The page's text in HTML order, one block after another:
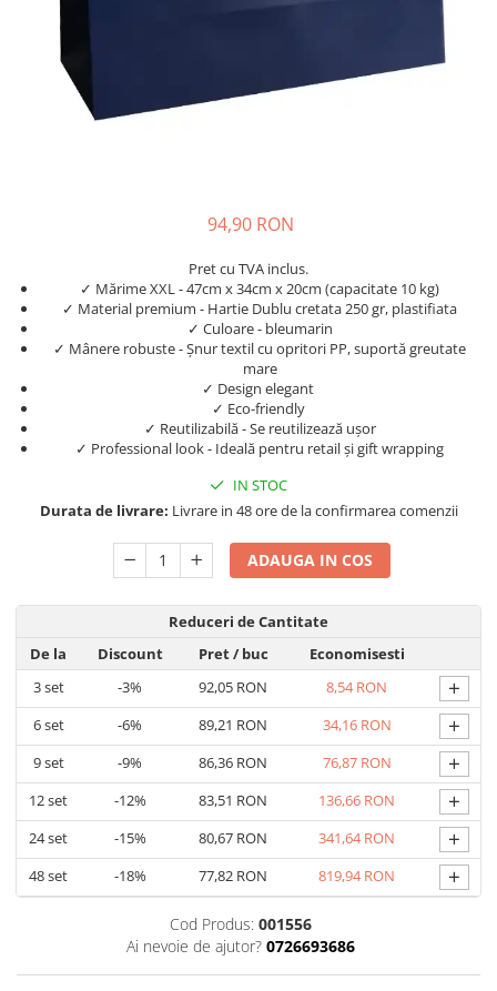
94,90 RON
Pret cu TVA inclus.
✓ Mărime XXL - 47cm x 34cm x 20cm (capacitate 10 kg)
✓ Material premium - Hartie Dublu cretata 250 gr, plastifiata
✓ Culoare - bleumarin
✓ Mânere robuste - Șnur textil cu opritori PP, suportă greutate
mare
✓ Design elegant
✓ Eco-friendly
✓ Reutilizabilă - Se reutilizează ușor
✓ Professional look - Ideală pentru retail și gift wrapping
IN STOC
Durata de livrare: Livrare in 48 ore de la confirmarea comenzii
ADAUGA IN COS
Reduceri de Cantitate
De la
Discount Pret/ buc
Economisesti
3set -3% 92,05 RON 8,54 RON +
6set -6% 89,21 RON 34,16 RON +
9set -9% 86,36 RON 76,87 RON +
12set -12% 83,51 RON 136,66 RON +
24set -15% 80,67 RON 341,64 RON +
48set -18% 77,82 RON 819,94 RON +
Cod Produs: 001556
Ai nevoie de ajutor? 0726693686